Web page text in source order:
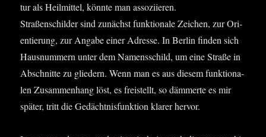
tur als Heil­mit­tel, könn­te man asso­zi­ie­ren.
Stra­ßen­schil­der sind zunächst funk­tio­na­le Zei­chen, zur Ori­
en­tie­rung, zur Anga­be einer Adres­se. In Ber­lin fin­den sich
Haus­num­mern unter dem Namens­schild, um eine Stra­ße in
Abschnit­te zu glie­dern. Wenn man es aus die­sem funk­tio­na­
len Zusam­men­hang löst, es frei­stellt, so däm­mer­te es mir
spä­ter, tritt die Gedächt­nis­funk­ti­on kla­rer hervor.